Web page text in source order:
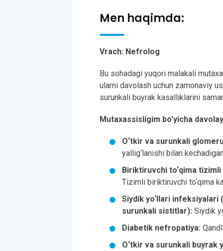
Men haqimda:
Vrach: Nefrolog
Bu sohadagi yuqori malakali
ularni davolash uchun zamonaviy
surunkali buyrak kasalliklarini
Mutaxassisligim bo'yicha
O‘tkir va surunkali
yallig‘lanishi bilan
Biriktiruvchi to‘qima
Tizimli biriktiruvchi to‘qima
Siydik yo‘llari infeksiyalari
surunkali sistitlar): Siydik
Diabetik nefropatiya:
O‘tkir va surunkali buyrak